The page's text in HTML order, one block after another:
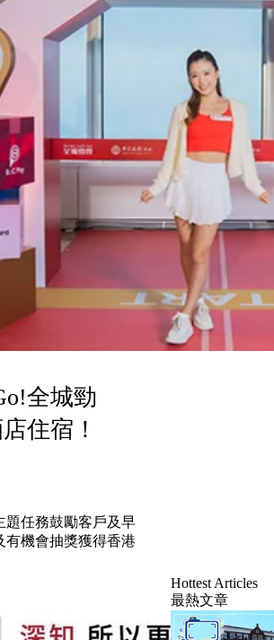
全城勁
住宿！
題任務鼓勵客戶及早
有機會抽獎獲得香港
Hottest Articles
最熱文章